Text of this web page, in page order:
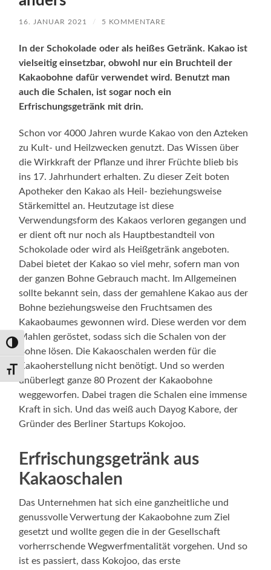
Umschalten auf hohe Kontraste
Schrift vergrößern
16. JANUAR 2021 / 5 KOMMENTARE
In der Schokolade oder als heißes Getränk. Kakao ist
vielseitig einsetzbar, obwohl nur ein Bruchteil der
Kakaobohne dafür verwendet wird. Benutzt man
auch die Schalen, ist sogar noch ein
Erfrischungsgetränk mit drin.
Schon vor 4000 Jahren wurde Kakao von den Azteken
zu Kult- und Heilzwecken genutzt. Das Wissen über
die Wirkkraft der Pflanze und ihrer Früchte blieb bis
ins 17. Jahrhundert erhalten. Zu dieser Zeit boten
Apotheker den Kakao als Heil- beziehungsweise
Stärkemittel an. Heutzutage ist diese
Verwendungsform des Kakaos verloren gegangen und
er dient oft nur noch als Hauptbestandteil von
Schokolade oder wird als Heißgetränk angeboten.
Dabei bietet der Kakao so viel mehr, sofern man von
der ganzen Bohne Gebrauch macht. Im Allgemeinen
sollte bekannt sein, dass der gemahlene Kakao aus der
Bohne beziehungsweise den Fruchtsamen des
Kakaobaumes gewonnen wird. Diese werden vor dem
Mahlen geröstet, sodass sich die Schalen von der
Bohne lösen. Die Kakaoschalen werden für die
Kakaoherstellung nicht benötigt. Und so werden
unüberlegt ganze 80 Prozent der Kakaobohne
weggeworfen. Dabei tragen die Schalen eine immense
Kraft in sich. Und das weiß auch Dayog Kabore, der
Gründer des Berliner Startups Kokojoo.
Erfrischungsgetränk aus
Kakaoschalen
Das Unternehmen hat sich eine ganzheitliche und
genussvolle Verwertung der Kakaobohne zum Ziel
gesetzt und wollte gegen die in der Gesellschaft
vorherrschende Wegwerfmentalität vorgehen. Und so
ist es passiert, dass Kokojoo, das erste